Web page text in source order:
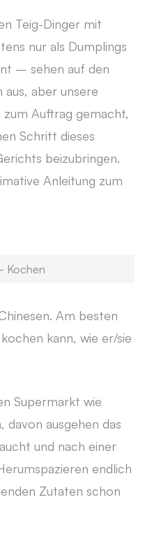
Teig-Dinger mit
nur als Dumplings
– sehen auf den
aber unsere
Auftrag gemacht,
Schritt dieses
beizubringen.
Anleitung zum
Kochen
Am besten
kann, wie er/sie
Supermarkt wie
ausgehen das
und nach einer
endlich
Zutaten schon